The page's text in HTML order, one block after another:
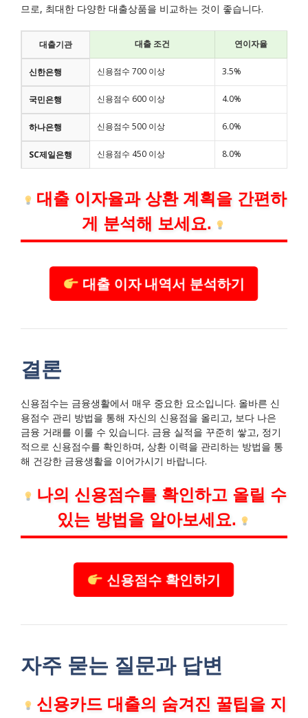
므로, 최대한 다양한 대출상품을 비교하는 것이 좋습니다.
대출기관 대출 조건 연이자율
신한은행 신용점수 700 이상 3.5%
국민은행 신용점수 600 이상 4.0%
하나은행 신용점수 500 이상 6.0%
SC제일은행 신용점수 450 이상 8.0%
대출 이자율과 상환 계획을 간편하
게 분석해 보세요.
대출 이자 내역서 분석하기
결론
신용점수는 금융생활에서 매우 중요한 요소입니다. 올바른 신
용점수 관리 방법을 통해 자신의 신용점을 올리고, 보다 나은
금융 거래를 이룰 수 있습니다. 금융 실적을 꾸준히 쌓고, 정기
적으로 신용점수를 확인하며, 상환 이력을 관리하는 방법을 통
해 건강한 금융생활을 이어가시기 바랍니다.
나의 신용점수를 확인하고 올릴 수
있는 방법을 알아보세요.
신용점수 확인하기
자주 묻는 질문과 답변
신용카드 대출의 숨겨진 꿀팁을 지